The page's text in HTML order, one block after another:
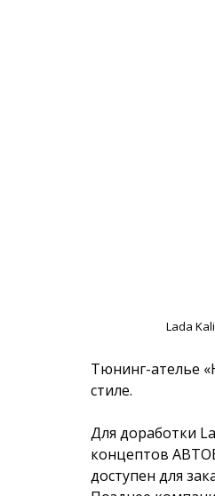
Lada
Тюнинг-ателье
стиле.
Для доработки
концептов
доступен для